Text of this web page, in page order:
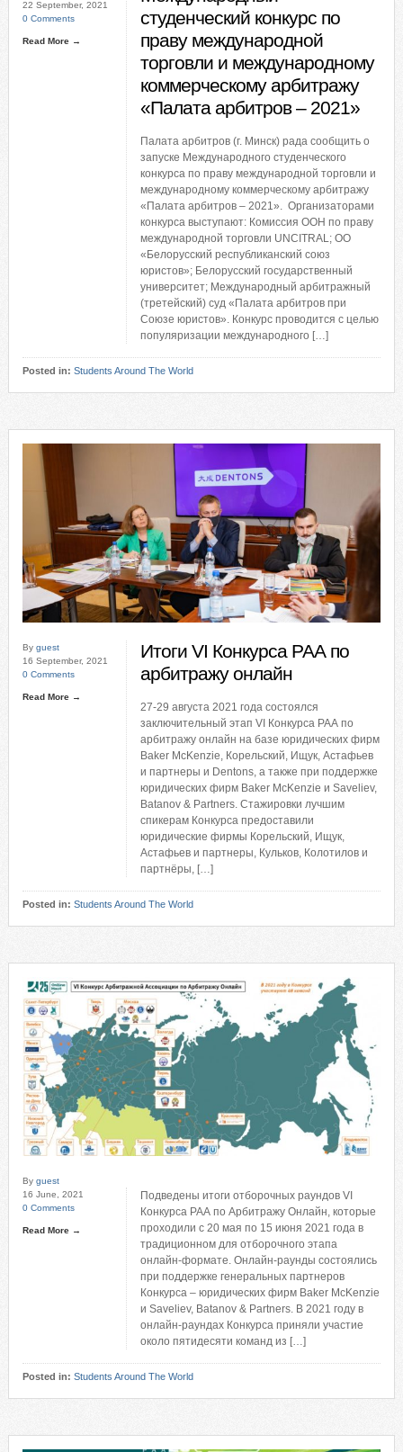
22 September, 2021
0 Comments
Read More →
студенческий конкурс по
праву международной
торговли и международному
коммерческому арбитражу
«Палата арбитров – 2021»
Палата арбитров (г. Минск) рада сообщить о
запуске Международного студенческого
конкурса по праву международной торговли и
международному коммерческому арбитражу
«Палата арбитров – 2021». Организаторами
конкурса выступают: Комиссия ООН по праву
международной торговли UNCITRAL; ОО
«Белорусский республиканский союз
юристов»; Белорусский государственный
университет; Международный арбитражный
(третейский) суд «Палата арбитров при
Союзе юристов». Конкурс проводится с целью
популяризации международного […]
Posted in: Students Around The World
By guest
16 September, 2021
0 Comments
Read More →
Итоги VI Конкурса РАА по
арбитражу онлайн
27-29 августа 2021 года состоялся
заключительный этап VI Конкурса РАА по
арбитражу онлайн на базе юридических фирм
Baker McKenzie, Корельский, Ищук, Астафьев
и партнеры и Dentons, а также при поддержке
юридических фирм Baker McKenzie и Saveliev,
Batanov & Partners. Стажировки лучшим
спикерам Конкурса предоставили
юридические фирмы Корельский, Ищук,
Астафьев и партнеры, Кульков, Колотилов и
партнёры, […]
Posted in: Students Around The World
By guest
16 June, 2021
0 Comments
Read More →
Подведены итоги отборочных раундов VI
Конкурса РАА по Арбитражу Онлайн, которые
проходили с 20 мая по 15 июня 2021 года в
традиционном для отборочного этапа
онлайн-формате. Онлайн-раунды состоялись
при поддержке генеральных партнеров
Конкурса – юридических фирм Baker McKenzie
и Saveliev, Batanov & Partners. В 2021 году в
онлайн-раундах Конкурса приняли участие
около пятидесяти команд из […]
Posted in: Students Around The World